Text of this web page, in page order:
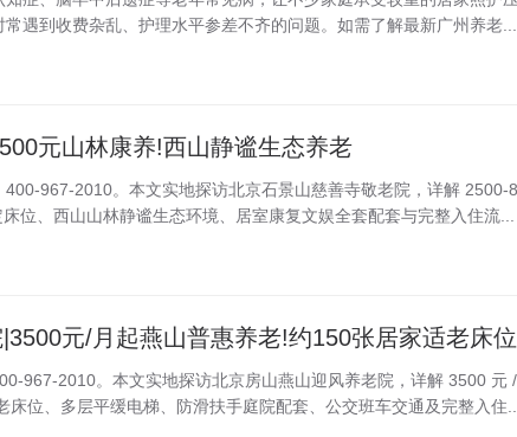
遇到收费杂乱、护理水平参差不齐的问题。如需了解最新广州养老...
元山林康养!西山静谧生态养老
967-2010。本文实地探访北京石景山慈善寺敬老院，详解 2500-8
位、西山山林静谧生态环境、居室康复文娱全套配套与完整入住流...
元/月起燕山普惠养老!约150张居家适老床位
967-2010。本文实地探访北京房山燕山迎风养老院，详解 3500 元 /
床位、多层平缓电梯、防滑扶手庭院配套、公交班车交通及完整入住...